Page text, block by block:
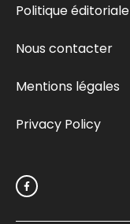
Politique éditoriale
Nous contacter
Mentions légales
Privacy Policy